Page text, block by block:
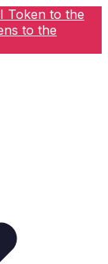
Token to the
to the